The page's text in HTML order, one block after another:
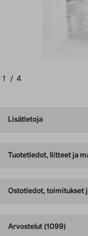
1 / 4
Lisätietoja
Tuotetiedot, liitteet ja
Ostotiedot, toimitukset
Arvostelut (1099)